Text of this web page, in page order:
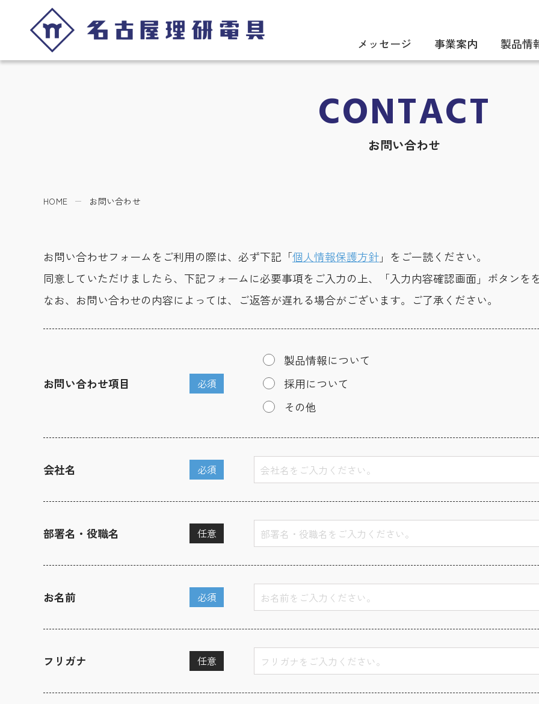
メッセージ 事業案内 製品情
CONTACT
お問い合わせ
HOME お問い合わせ
お問い合わせフォームをご利用の際は、必ず下記「個人情報保護方針」をご一読ください。
同意していただけましたら、下記フォームに必要事項をご入力の上、「入力内容確認画面」ボタンを
なお、お問い合わせの内容によっては、ご返答が遅れる場合がございます。ご了承ください。
お問い合わせ項目 必須
製品情報について
採用について
その他
会社名 必須
部署名・役職名 任意
お名前 必須
フリガナ 任意